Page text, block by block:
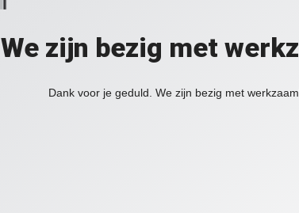
We zijn bezig met
Dank voor je geduld. We zijn bezig met